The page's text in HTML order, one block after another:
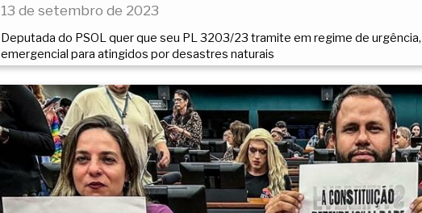
13 de setembro de 2023
Deputada do PSOL quer que seu PL 3203/23 tramite em regime de
emergencial para atingidos por desastres naturais